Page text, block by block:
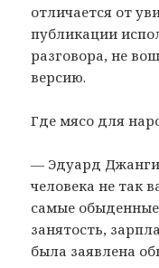
отличается от
публикации
разговора, не
версию.
Где мясо для
— Эдуард
человека не так
самые
занятость,
была заявлена